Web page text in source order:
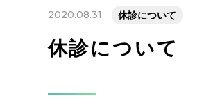
2020.08.31 休診について
休診について